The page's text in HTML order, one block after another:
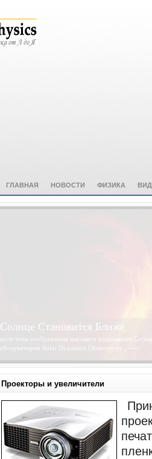
ГЛАВНАЯ НОВОСТИ ФИЗИКА
Солнце Становится Ближе
получены изображения высокого разрешения
обсерватории Solar Dynamics Observatory...
Проекторы и увеличители